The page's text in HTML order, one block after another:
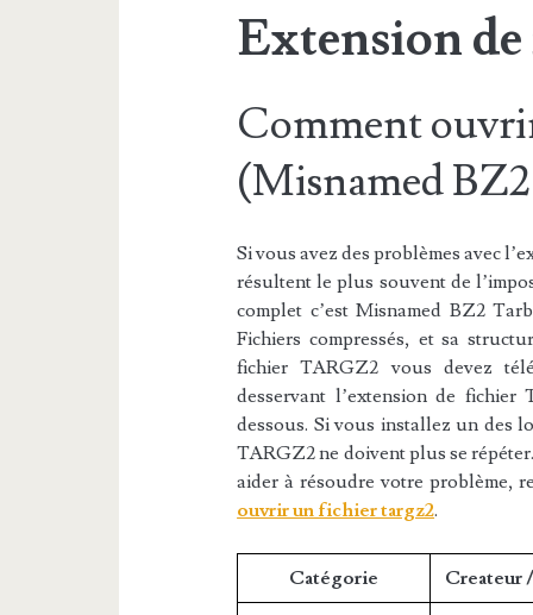
Extension
Comment
(Misnamed
Si vous avez des problèmes avec
résultent le plus souvent de
complet c’est Misnamed BZ2
Fichiers compressés, et sa
fichier TARGZ2 vous devez
desservant l’extension de
dessous. Si vous installez un des
TARGZ2 ne doivent plus se
aider à résoudre votre problème,
ouvrir un fichier targz2.
Catégorie Createur